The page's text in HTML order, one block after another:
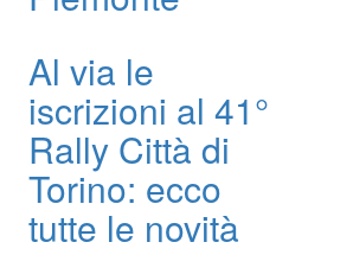
Al via le
iscrizioni al 41°
Rally Città di
Torino: ecco
tutte le novità